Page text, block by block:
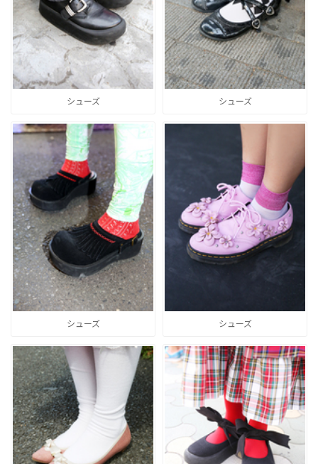
シューズ シューズ
シューズ シューズ